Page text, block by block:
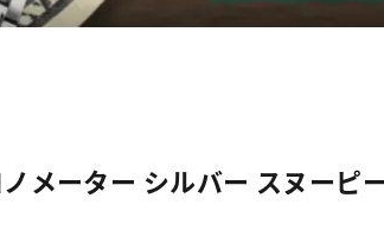
メーター シルバー スヌーピ